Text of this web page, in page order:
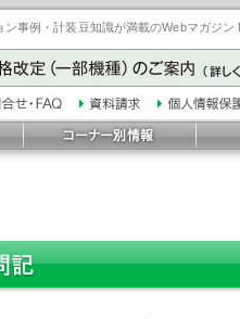
事例・計装豆知識が満載のWebマガジン